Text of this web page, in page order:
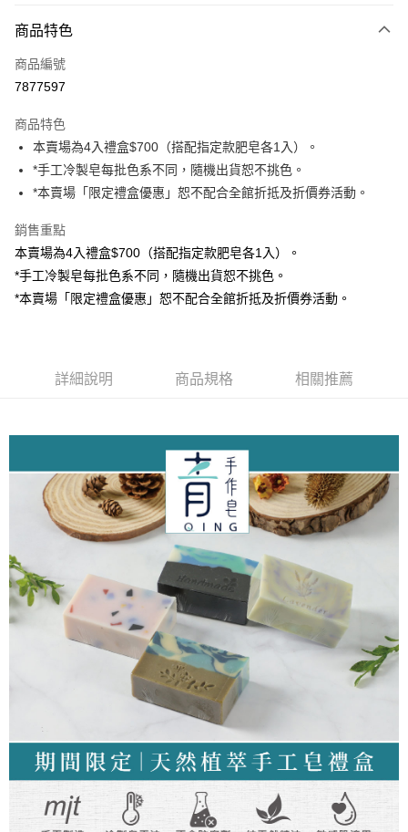
信用卡一次付款
LINE Pay
悠遊付
Google Pay
ATM付款
全館滿$880免運
商品特色
商品編號
7877597
商品特色
本賣場為4入禮盒$700（搭配指定款肥皂各1入）。
*手工冷製皂每批色系不同，隨機出貨恕不挑色。
*本賣場「限定禮盒優惠」恕不配合全館折抵及折價券活動。
銷售重點
本賣場為4入禮盒$700（搭配指定款肥皂各1入）。
*手工冷製皂每批色系不同，隨機出貨恕不挑色。
*本賣場「限定禮盒優惠」恕不配合全館折抵及折價券活動。
詳細說明 商品規格 相關推薦